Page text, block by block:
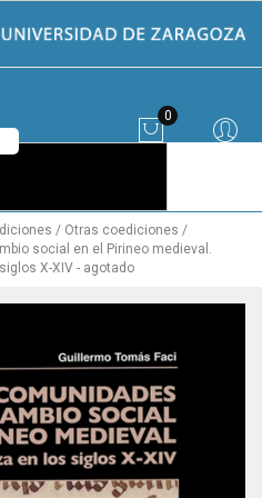
0
Otras coediciones
social en el Pirineo medieval.
X-XIV - agotado